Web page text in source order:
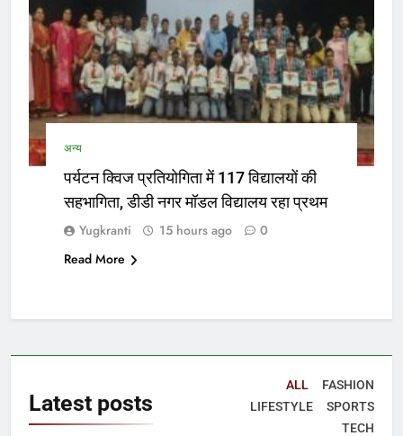
अन्य
पर्यटन क्विज प्रतियोगिता में 117 विद्यालयों की
सहभागिता, डीडी नगर मॉडल विद्यालय रहा प्रथम
Yugkranti 15 hours ago
0
Read More
Latest posts
ALL
FASHION
LIFESTYLE
SPORTS
TECH